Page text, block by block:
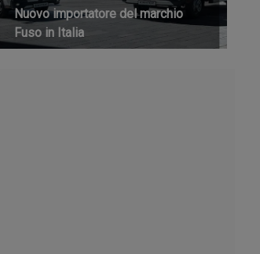
Nuovo importatore del marchio
Fuso in Italia